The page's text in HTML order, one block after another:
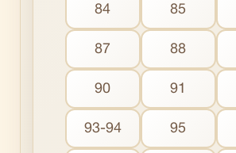
84 85
87 88
90 91
93-94 95